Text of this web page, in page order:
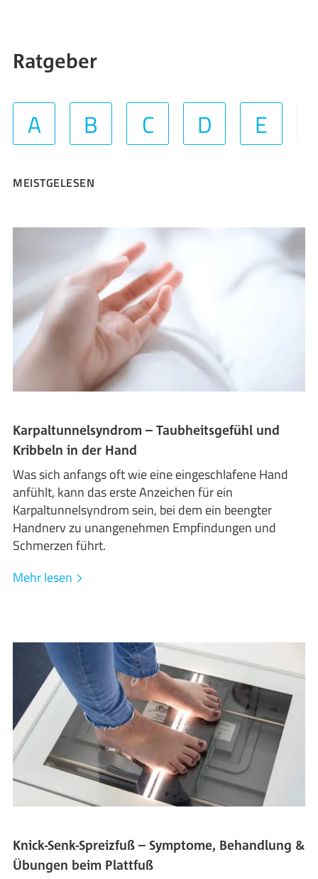
Ratgeber
A B C D E
MEISTGELESEN
Karpaltunnelsyndrom – Taubheitsgefühl und
Kribbeln in der Hand
Was sich anfangs oft wie eine eingeschlafene Hand
anfühlt, kann das erste Anzeichen für ein
Karpaltunnelsyndrom sein, bei dem ein beengter
Handnerv zu unangenehmen Empfindungen und
Schmerzen führt.
Mehr lesen
Knick-Senk-Spreizfuß – Symptome, Behandlung &
Übungen beim Plattfuß